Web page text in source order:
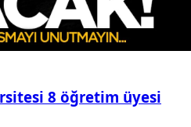
8 öğretim üyesi